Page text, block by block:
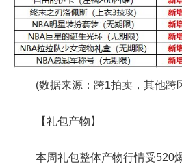
(数据来源：跨1拍卖，其他跨
【礼包产物】
本周礼包整体产物行情受520